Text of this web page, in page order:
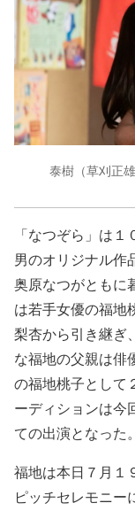
泰樹（草刈正
「なつぞら」は
男のオリジナル作
奥原なつがともに
は若手女優の福地
梨杏から引き継ぎ
な福地の父親は俳
の福地桃子として
ーディションは今
ての出演となった。
福地は本日７月１
ピッチセレモニー